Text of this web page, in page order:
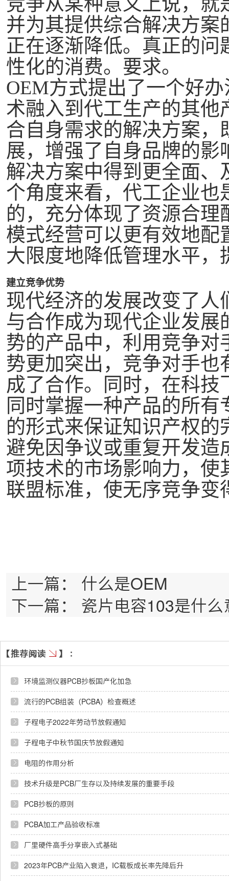
并为其提供综合解决方
正在逐渐降低。真正的
性化的消费。要求。
OEM方式提出了一个好
术融入到代工生产的其
合自身需求的解决方案
展，增强了自身品牌的
解决方案中得到更全面
个角度来看，代工企业
的，充分体现了资源合
模式经营可以更有效地
大限度地降低管理水平
建立竞争优势
现代经济的发展改变了
与合作成为现代企业发
势的产品中，利用竞争对
势更加突出，竞争对手
成了合作。同时，在科
同时掌握一种产品的所
的形式来保证知识产权的
避免因争议或重复开发
项技术的市场影响力，
联盟标准，使无序竞争变
上一篇： 什么是OEM
下一篇： 瓷片电容103是什么
环境监测仪器PCB抄板国产化加急
流行的PCB组装（PCBA）检查概述
子程电子2022年劳动节放假通知
子程电子中秋节国庆节放假通知
电阻的作用分析
技术升级是PCB厂生存以及持续发展的重要手段
PCB抄板的原则
PCBA加工产品验收标准
厂里硬件高手分享嵌入式基础
2023年PCB产业陷入衰退，IC载板成长率先降后升